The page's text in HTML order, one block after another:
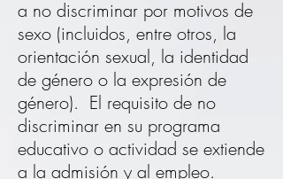
a no discriminar por motivos de
sexo (incluidos, entre otros, la
orientación sexual, la identidad
de género o la expresión de
género). El requisito de no
discriminar en su programa
educativo o actividad se extiende
a la admisión y al empleo.